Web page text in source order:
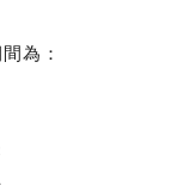
為：